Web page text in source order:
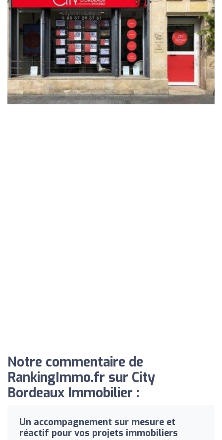
Notre commentaire de
RankingImmo.fr sur City
Bordeaux Immobilier :
Un accompagnement sur mesure et
réactif pour vos projets immobiliers